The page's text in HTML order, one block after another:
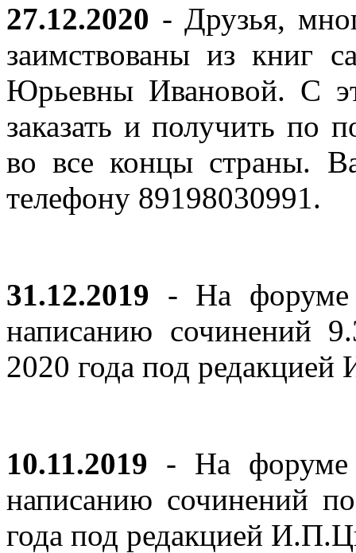
27.12.2020 - Друзья,
заимствованы из книг
Юрьевны Ивановой. С
заказать и получить по
во все концы страны.
телефону 89198030991.
31.12.2019 - На форуме
написанию сочинений
2020 года под
10.11.2019 - На форуме
написанию сочинений
года под редакцией